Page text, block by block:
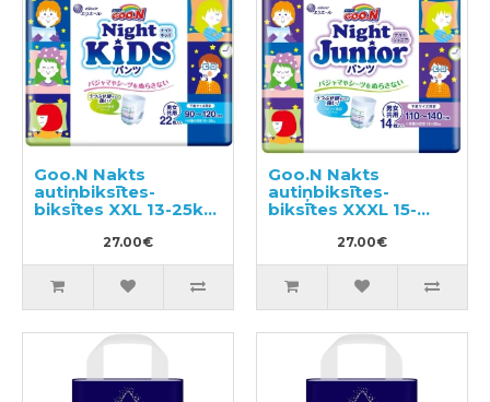
Goo.N Nakts
autiņbiksītes-
biksītes XXL 13-25kg
27.00€
Goo.N Nakts
autiņbiksītes-
biksītes XXXL 15-
27.00€